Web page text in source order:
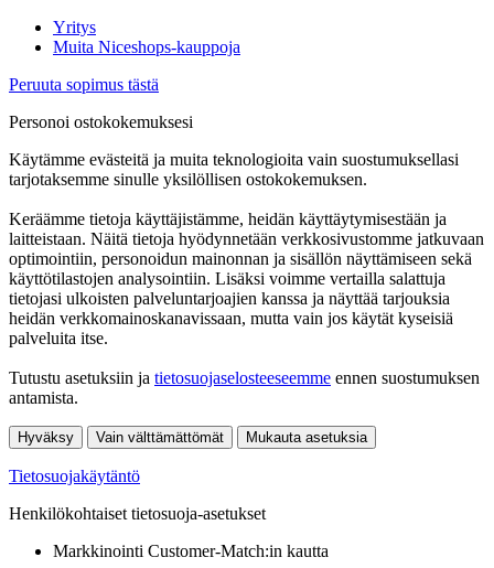
Yritys
Muita Niceshops-kauppoja
Peruuta sopimus tästä
Personoi ostokokemuksesi
Käytämme evästeitä ja muita teknologioita vain suostumuksellasi
tarjotaksemme sinulle yksilöllisen ostokokemuksen.
Keräämme tietoja käyttäjistämme, heidän käyttäytymisestään ja
laitteistaan. Näitä tietoja hyödynnetään verkkosivustomme jatkuvaan
optimointiin, personoidun mainonnan ja sisällön näyttämiseen sekä
käyttötilastojen analysointiin. Lisäksi voimme vertailla salattuja
tietojasi ulkoisten palveluntarjoajien kanssa ja näyttää tarjouksia
heidän verkkomainoskanavissaan, mutta vain jos käytät kyseisiä
palveluita itse.
Tutustu asetuksiin ja tietosuojaselosteeseemme ennen suostumuksen
antamista.
Hyväksy Vain välttämättömät Mukauta asetuksia
Tietosuojakäytäntö
Henkilökohtaiset tietosuoja-asetukset
Markkinointi Customer-Match:in kautta